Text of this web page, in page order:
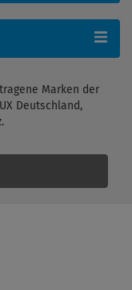
Marken der
Deutschland,